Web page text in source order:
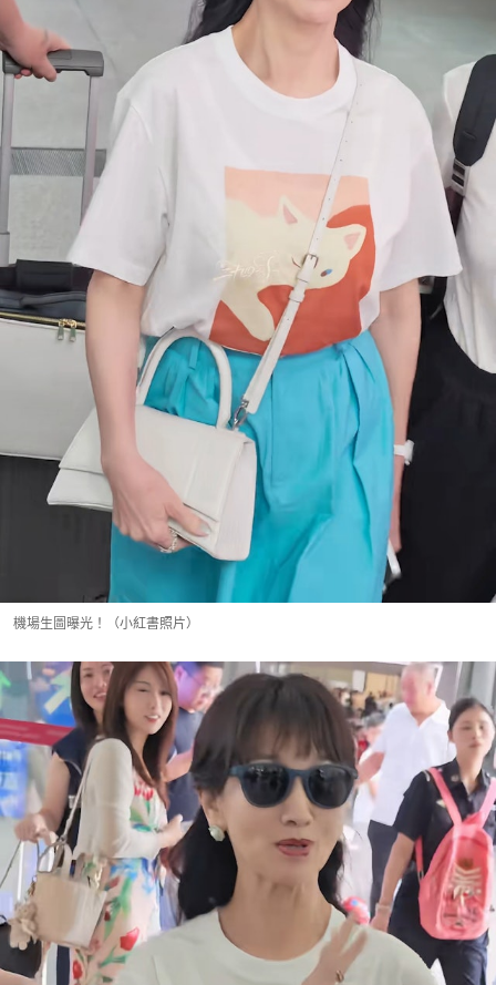
機場生圖曝光！（小紅書照片）